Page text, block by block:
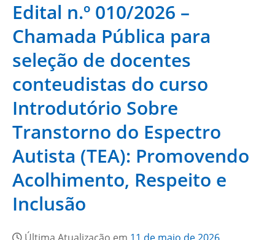
Edital n.º 010/2026 –
Chamada Pública para
seleção de docentes
conteudistas do curso
Introdutório Sobre
Transtorno do Espectro
Autista (TEA): Promovendo
Acolhimento, Respeito e
Inclusão